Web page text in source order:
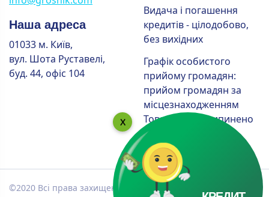
Наша адреса
01033 м. Київ,
вул. Шота Руставелі,
буд. 44, офіс 104
Видача і погашення
кредитів - цілодобово,
без вихідних
Графік особистого
прийому громадян:
прийом громадян за
місцезнаходженням
Товариства припинено
до закінчення
карантину
©2020 Всі права захищені! Торгова марка Грошик. ТОВ “ФК